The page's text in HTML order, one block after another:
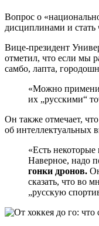
Вопрос о
дисциплинами и стать
Вице-президент
отметил, что если мы
самбо, лапта,
«Можно
их „русскими“
Он также отмечает,
об интеллектуальных
«Есть
Наверное, надо
гонки дронов.
сказать, что во
„русскую